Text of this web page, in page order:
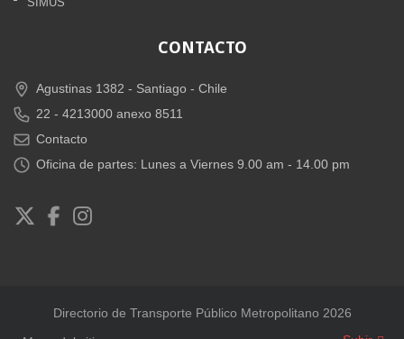
CONTACTO
Agustinas 1382 - Santiago - Chile
22 - 4213000 anexo 8511
Contacto
Oficina de partes: Lunes a Viernes 9.00 am - 14.00 pm
Directorio de Transporte Público Metropolitano 2026